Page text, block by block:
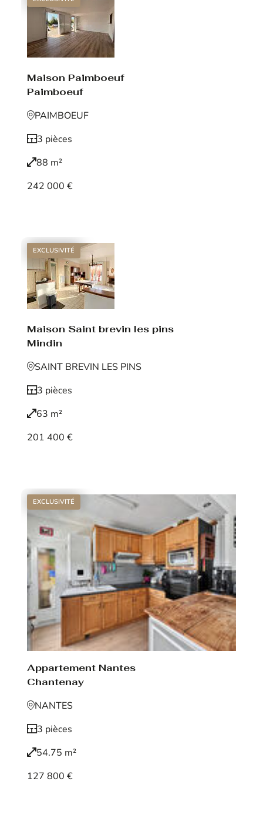
Maison Paimboeuf
Paimboeuf
PAIMBOEUF
3 pièces
88 m²
242 000 €
EXCLUSIVITÉ
Maison Saint brevin les pins
Mindin
SAINT BREVIN LES PINS
3 pièces
63 m²
201 400 €
EXCLUSIVITÉ
Appartement Nantes
Chantenay
NANTES
3 pièces
54.75 m²
127 800 €